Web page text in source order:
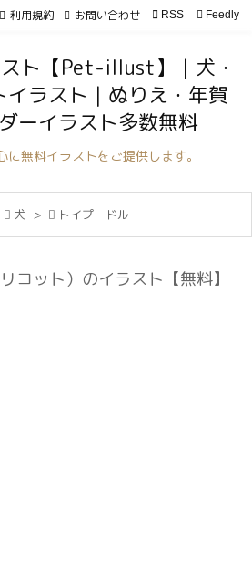


サイド

利用規約 お問い合わせ  RSS Feedly
ト【Pet-illust】｜犬・
イラスト｜ぬりえ・年賀
ーイラスト多数無料
に無料イラストをご提供します。
 犬 >  トイプードル
コット）のイラスト【無料】